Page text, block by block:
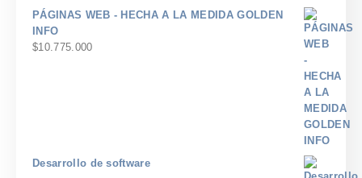
PÁGINAS WEB - HECHA A LA MEDIDA GOLDEN
INFO
$10.775.000
Desarrollo de software